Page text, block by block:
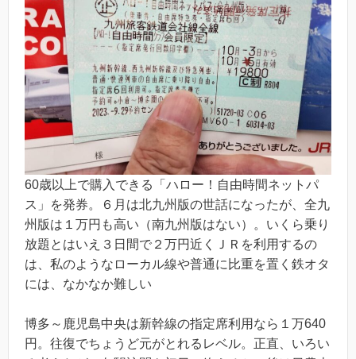
60歳以上で購入できる「ハロー！自由時間ネットパ
ス」を発券。６月は北九州版の世話になったが、全九
州版は１万円も高い（南九州版はない）。いくら乗り
放題とはいえ３日間で２万円近くＪＲを利用するの
は、私のようなローカル線や普通に比重を置く鉄オタ
には、なかなか難しい
博多～鹿児島中央は新幹線の指定席利用なら１万640
円。往復でちょうど元がとれるレベル。正直、いろい